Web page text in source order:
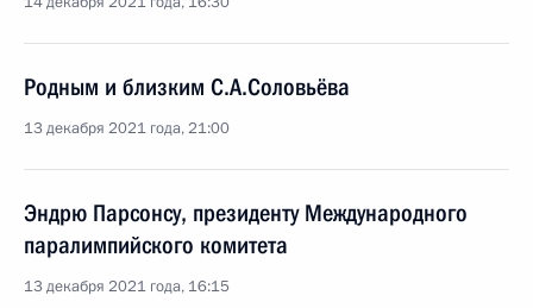
Родным и близким С.А.Соловьёва
13 декабря 2021 года, 21:00
Эндрю Парсонсу, президенту Международного
паралимпийского комитета
13 декабря 2021 года, 16:15